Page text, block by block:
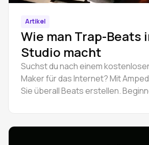
Artikel
Wie man Trap-Beats
Studio macht
Suchst du nach einem
Maker für das Internet? Mit
Sie überall Beats erstellen.